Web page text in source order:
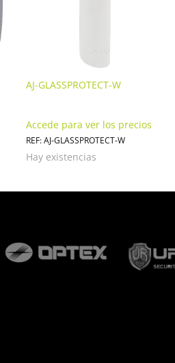
AJ-GLASSPROTECT-W
Accede para ver los precios
REF: AJ-GLASSPROTECT-W
Hay existencias